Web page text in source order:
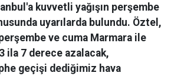
kuvvetli yağışın perşembe
uyarılarda bulundu. Öztel,
perşembe ve cuma Marmara ile
ila 7 derece azalacak,
geçişi dediğimiz hava